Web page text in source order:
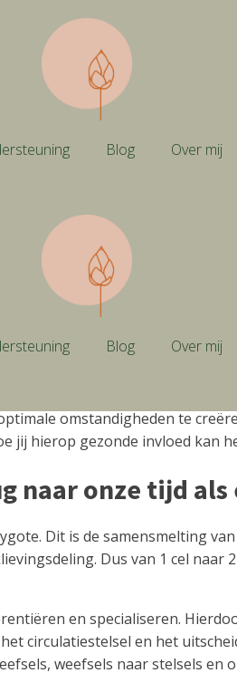
Blog Over mij
Blog Over mij
omstandigheden te
jij hierop gezonde invloed kan
naar onze tijd
Dit is de samensmelting
Dus van 1 cel naar
en specialiseren.
circulatiestelsel en het
weefsels naar stelsels en